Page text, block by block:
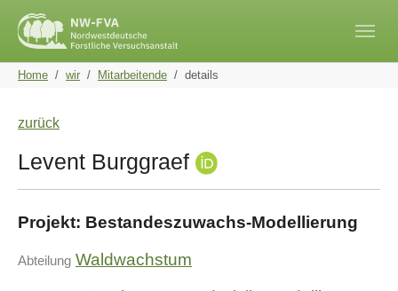
You are here:
Home wir Mitarbeitende details
zurück
Levent Burggraef
Projekt: Bestandeszuwachs-Modellierung
Abteilung Waldwachstum